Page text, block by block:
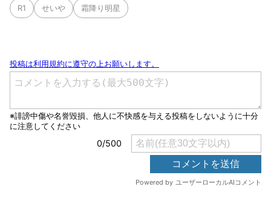
R1 せいや 霜降り明星